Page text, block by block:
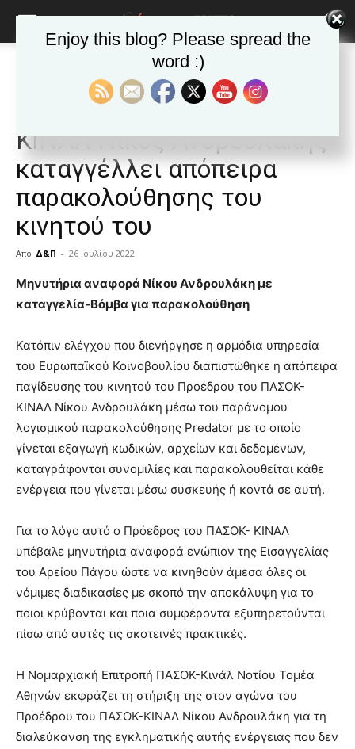
ΕΙΔΗΣΕΙΣ Ελλαδα
Ο Πρόεδρος του ΠΑΣΟΚ-
ΚΙΝΑΛ Νίκος Ανδρουλάκης
καταγγέλλει απόπειρα
παρακολούθησης του
κινητού του
Από Δ&Π - 26 Ιουλίου 2022
blonde
lesbians
cam
show.desi
xxx
lyons
teaches
you
the
meaning
of
pornhun
hd
Μηνυτήρια αναφορά Νίκου Ανδρουλάκη με
καταγγελία-Βόμβα για παρακολούθηση
Κατόπιν ελέγχου που διενήργησε η αρμόδια υπηρεσία
του Ευρωπαϊκού Κοινοβουλίου διαπιστώθηκε η απόπειρα
παγίδευσης του κινητού του Προέδρου του ΠΑΣΟΚ-
ΚΙΝΑΛ Νίκου Ανδρουλάκη μέσω του παράνομου
λογισμικού παρακολούθησης Predator με το οποίο
γίνεται εξαγωγή κωδικών, αρχείων και δεδομένων,
καταγράφονται συνομιλίες και παρακολουθείται κάθε
ενέργεια που γίνεται μέσω συσκευής ή κοντά σε αυτή.
Για το λόγο αυτό ο Πρόεδρος του ΠΑΣΟΚ- ΚΙΝΑΛ
υπέβαλε μηνυτήρια αναφορά ενώπιον της Εισαγγελίας
του Αρείου Πάγου ώστε να κινηθούν άμεσα όλες οι
νόμιμες διαδικασίες με σκοπό την αποκάλυψη για το
ποιοι κρύβονται και ποια συμφέροντα εξυπηρετούνται
πίσω από αυτές τις σκοτεινές πρακτικές.
Η Νομαρχιακή Επιτροπή ΠΑΣΟΚ-Κινάλ Νοτίου Τομέα
Αθηνών εκφράζει τη στήριξη της στον αγώνα του
Προέδρου του ΠΑΣΟΚ-ΚΙΝΑΛ Νίκου Ανδρουλάκη για τη
διαλεύκανση της εγκληματικής αυτής ενέργειας που δεν
Enjoy this blog? Please spread the
word :)